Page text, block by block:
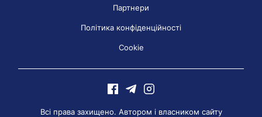
Партнери
Політика конфіденційності
Cookie
Всі права захищено. Автором і власником сайту